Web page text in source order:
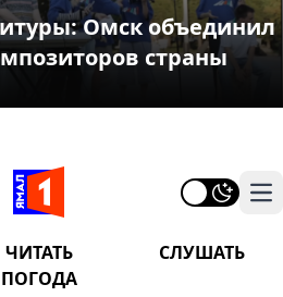
Омск объединил
страны
ЧИТАТЬ
СЛУШАТЬ
ПОГОДА